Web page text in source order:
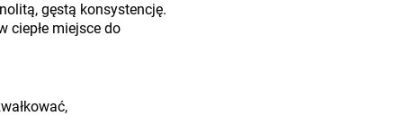
gęstą konsystencję.
ciepłe miejsce do